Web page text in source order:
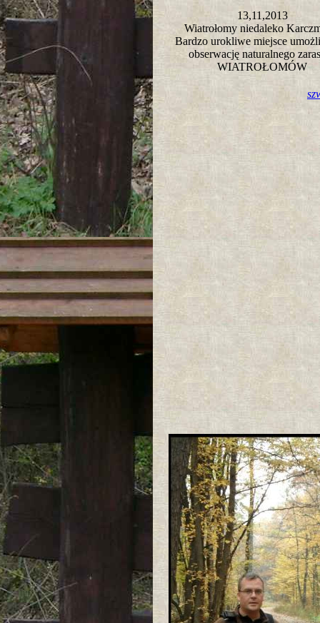
13,11,2013
Wiatrołomy niedaleko
Bardzo urokliwe miejsce
obserwację naturalnego
WIATROŁOMÓW